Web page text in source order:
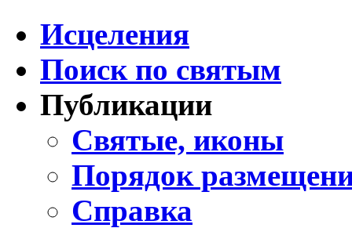
Исцеления
Поиск по святым
Публикации
Святые, иконы
Порядок
Справка